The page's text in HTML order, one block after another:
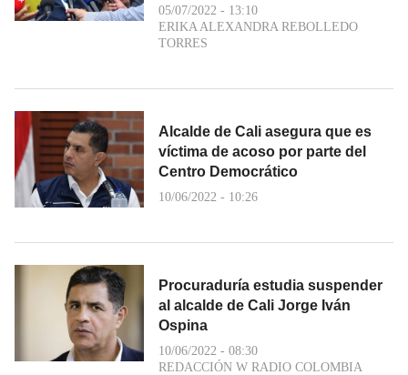
05/07/2022 - 13:10
ERIKA ALEXANDRA REBOLLEDO
TORRES
Alcalde de Cali asegura que es
víctima de acoso por parte del
Centro Democrático
10/06/2022 - 10:26
Procuraduría estudia suspender
al alcalde de Cali Jorge Iván
Ospina
10/06/2022 - 08:30
REDACCIÓN W RADIO COLOMBIA